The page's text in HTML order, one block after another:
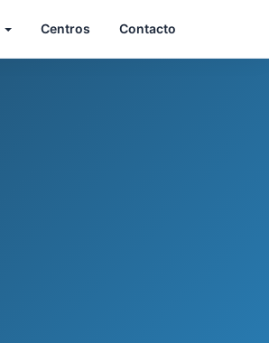
Centros Contacto